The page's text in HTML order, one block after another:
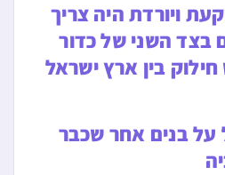
ויורדת היה צריך
בצד השני של כדור
בין ארץ ישראל
בנים אחר שכבר